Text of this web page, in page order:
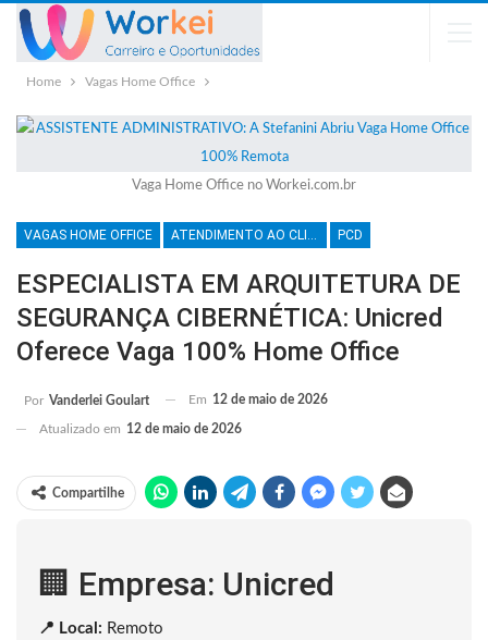
Home Vagas Home Office
Vaga Home Office no Workei.com.br
VAGAS HOME OFFICE ATENDIMENTO AO CLIENTE PCD
ESPECIALISTA EM ARQUITETURA DE
SEGURANÇA CIBERNÉTICA: Unicred
Oferece Vaga 100% Home Office
Por Vanderlei Goulart Em 12 de maio de 2026
Atualizado em 12 de maio de 2026
Compartilhe
🏢 Empresa: Unicred
📍 Local: Remoto